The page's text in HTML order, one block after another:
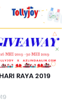
RAYA 2019